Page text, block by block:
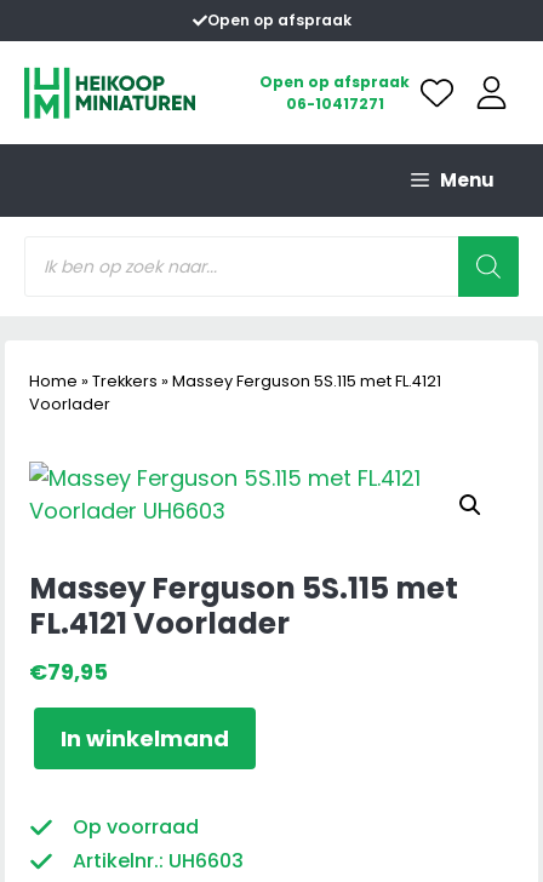
naar
inhoud
Open op afspraak
Open op afspraak
06-10417271
Menu
zoeken
Home » Trekkers » Massey Ferguson 5S.115 met FL.4121
Voorlader
Massey Ferguson 5S.115 met
FL.4121 Voorlader
€79,95
Massey
Ferguson
met
FL.4121
In winkelmand
Op voorraad
Artikelnr.: UH6603